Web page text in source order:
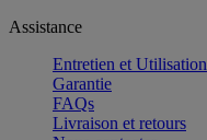
Assistance
Entretien et Utilisation
Garantie
FAQs
Livraison et retours